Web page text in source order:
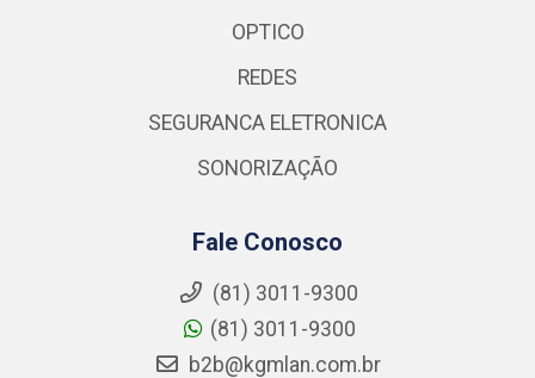
OPTICO
REDES
SEGURANCA ELETRONICA
SONORIZAÇÃO
Fale Conosco
(81) 3011-9300
(81) 3011-9300
b2b@kgmlan.com.br